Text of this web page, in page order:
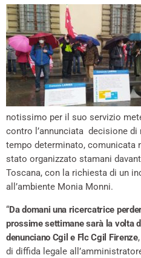
notissimo per il suo servizio
contro l’annunciata decisione
tempo determinato, comunicata
stato organizzato stamani
Toscana, con la richiesta di un
all’ambiente Monia Monni.
“Da domani una ricercatrice
prossime settimane sarà la volta
denunciano Cgil e Flc Cgil Firenze
di diffida legale